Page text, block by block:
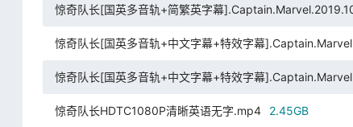
惊奇队长[国英多音轨+简繁英字幕
惊奇队长[国英多音轨+中文字幕+特效字幕
惊奇队长[国英多音轨+中文字幕+特效字幕
惊奇队长HDTC1080P清晰英语无字.mp4 2.45GB